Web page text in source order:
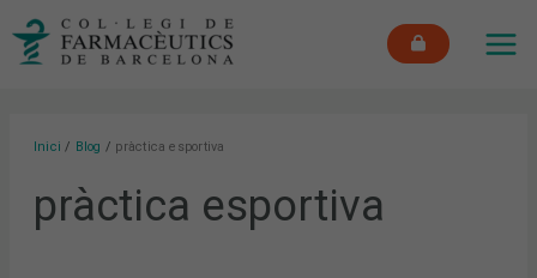
Inici Blog pràctica esportiva
pràctica esportiva